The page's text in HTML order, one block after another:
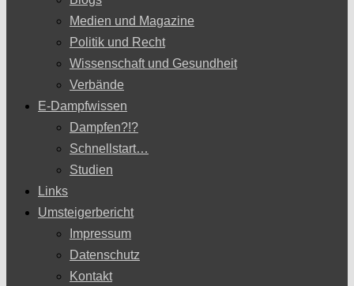
Medien und Magazine
Politik und Recht
Wissenschaft und Gesundheit
Verbände
E-Dampfwissen
Dampfen?!?
Schnellstart…
Studien
Links
Umsteigerbericht
Impressum
Datenschutz
Kontakt